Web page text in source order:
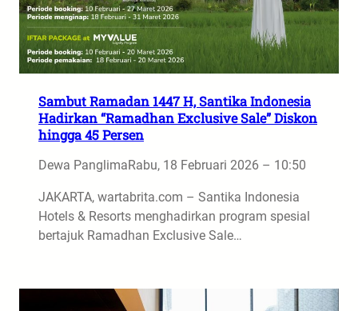
Sambut Ramadan 1447 H, Santika Indonesia
Hadirkan “Ramadhan Exclusive Sale” Diskon
hingga 45 Persen
Dewa PanglimaRabu, 18 Februari 2026 – 10:50
JAKARTA, wartabrita.com – Santika Indonesia
Hotels & Resorts menghadirkan program spesial
bertajuk Ramadhan Exclusive Sale…